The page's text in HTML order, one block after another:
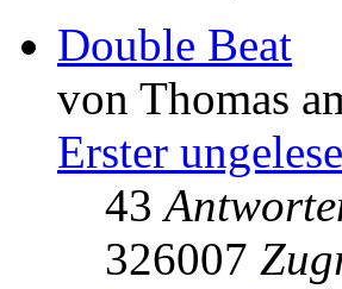
Double Beat
von Thomas
Erster
43
326007